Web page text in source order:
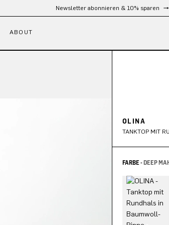
Kostenloser Versand ab 300 €
ABOUT
OLINA
TANKTOP MIT
FARBE -DEEP